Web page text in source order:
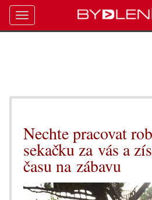
Nechte pracovat
sekačku za vás a
času na zábavu
Toggle
navigation